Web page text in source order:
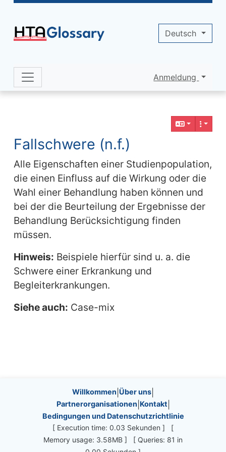
Navigation and related functionality
Fallschwere (n.f.)
Alle Eigenschaften einer Studienpopulation,
die einen Einfluss auf die Wirkung oder die
Wahl einer Behandlung haben können und
bei der die Beurteilung der Ergebnisse der
Behandlung Berücksichtigung finden
müssen.
Hinweis: Beispiele hierfür sind u. a. die
Schwere einer Erkrankung und
Begleiterkrankungen.
Siehe auch: Case-mix
Site information, links, etc.
Willkommen Über uns
Partnerorganisationen Kontakt
Bedingungen und Datenschutzrichtlinie
[ Execution time: 0.03 Sekunden ] [
Memory usage: 3.58MB ] [ Queries: 81 in
Site identity, navigation, etc.
Anmeldung
Deutsch